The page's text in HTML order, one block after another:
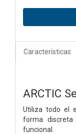
Características
ARCTIC
Utiliza todo el
forma
funcional.